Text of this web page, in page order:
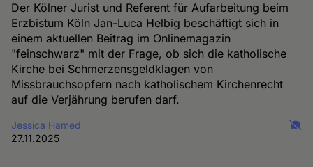
Der Kölner Jurist und Referent für Aufarbeitung beim
Erzbistum Köln Jan-Luca Helbig beschäftigt sich in
einem aktuellen Beitrag im Onlinemagazin
"feinschwarz" mit der Frage, ob sich die katholische
Kirche bei Schmerzensgeldklagen von
Missbrauchsopfern nach katholischem Kirchenrecht
auf die Verjährung berufen darf.
Jessica Hamed
27.11.2025